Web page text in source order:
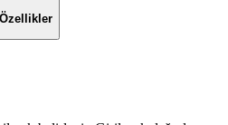
Özellikler